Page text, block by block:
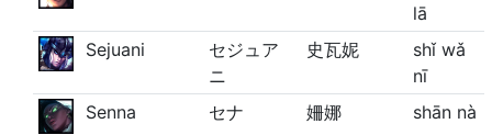
lā
Sejuani
セジュア
ニ
史瓦妮
shǐ wǎ
nī
Senna
セナ 姍娜 shān nà